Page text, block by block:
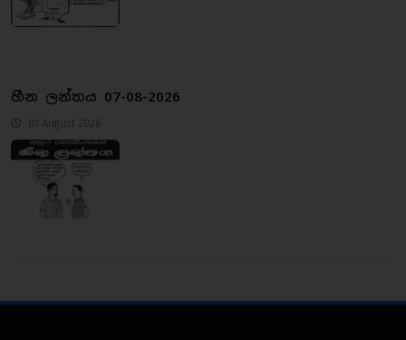
හීන ලන්තය 07-08-2026
07 August 2026